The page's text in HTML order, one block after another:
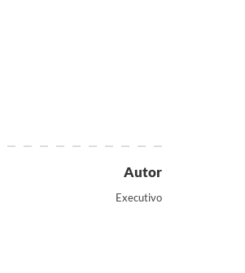
Autor
Executivo